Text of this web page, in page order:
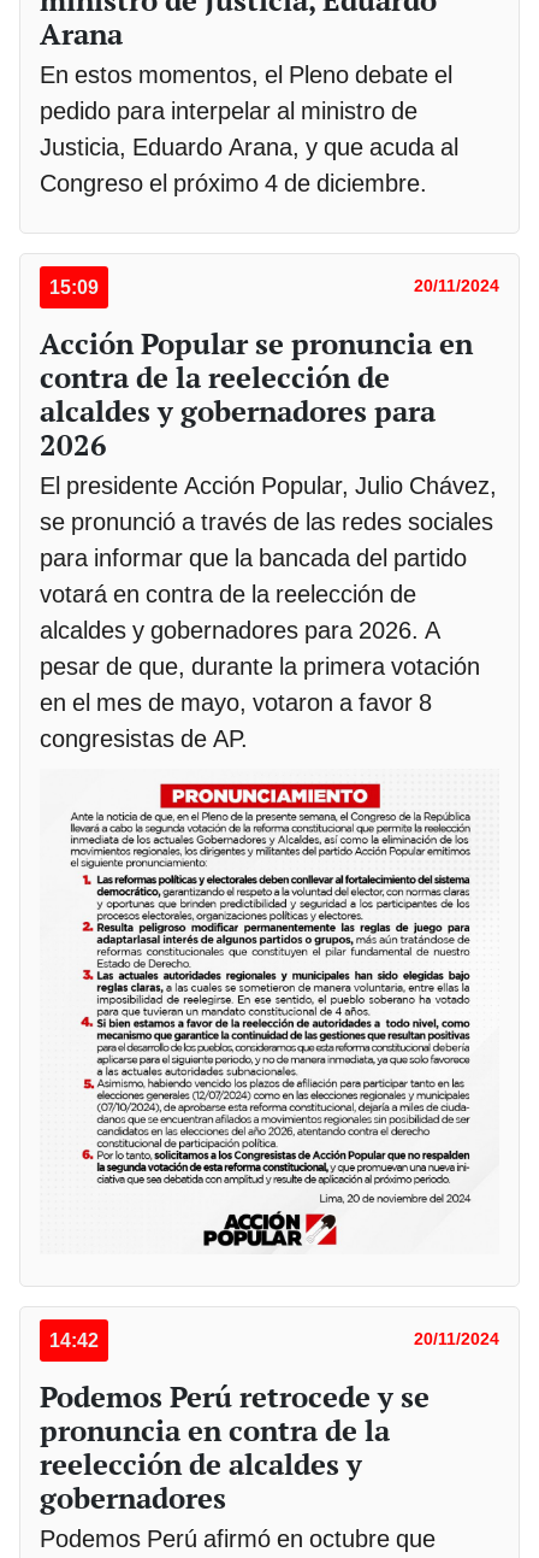
Arana
En estos momentos, el Pleno debate el
pedido para interpelar al ministro de
Justicia, Eduardo Arana, y que acuda al
Congreso el próximo 4 de diciembre.
15:09 20/11/2024
Acción Popular se pronuncia en
contra de la reelección de
alcaldes y gobernadores para
2026
El presidente Acción Popular, Julio Chávez,
se pronunció a través de las redes sociales
para informar que la bancada del partido
votará en contra de la reelección de
alcaldes y gobernadores para 2026. A
pesar de que, durante la primera votación
en el mes de mayo, votaron a favor 8
congresistas de AP.
14:42 20/11/2024
Podemos Perú retrocede y se
pronuncia en contra de la
reelección de alcaldes y
gobernadores
Podemos Perú afirmó en octubre que